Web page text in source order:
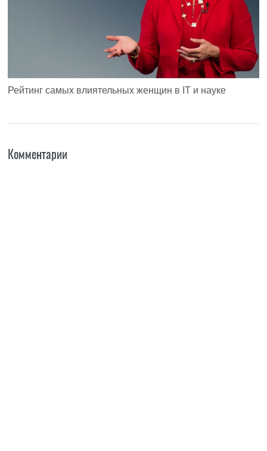
Рейтинг самых влиятельных женщин в IT и науке
Комментарии